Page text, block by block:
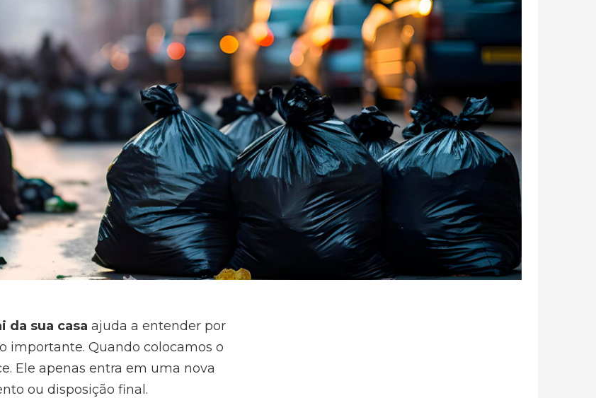
da sua casa ajuda a entender por
importante. Quando colocamos o
Ele apenas entra em uma nova
ou disposição final.